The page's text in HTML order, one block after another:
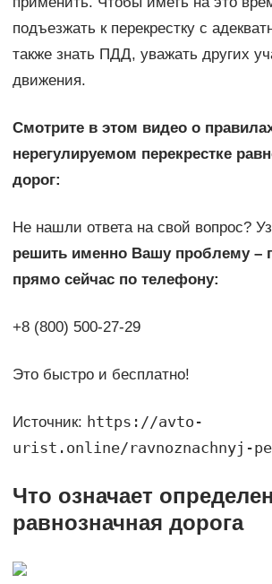
подъезжать к перекрестку с
также знать ПДД, уважать других
движения.
Смотрите в этом видео о
нерегулируемом перекрестке
дорог:
Не нашли ответа на свой вопрос?
решить именно Вашу проблему –
прямо сейчас по телефону:
+8 (800) 500-27-29
Это быстро и бесплатно!
Источник: https://avto-
urist.online/ravnoznachnyj-
Что означает
равнозначная дорога